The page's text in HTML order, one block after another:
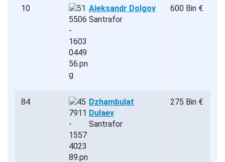
10
Aleksandr Dolgov
Santrafor
600 Bin €
84
Dzhambulat
Dulaev
Santrafor
275 Bin €